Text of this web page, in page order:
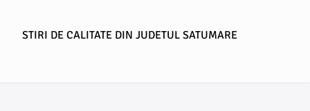
STIRI DE CALITATE DIN JUDETUL SATUMARE